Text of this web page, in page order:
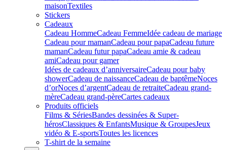
maisonTextiles
Stickers
Cadeaux
Cadeau HommeCadeau FemmeIdée cadeau de mariage​
Cadeau pour mamanCadeau pour papaCadeau future
mamanCadeau futur papaCadeau amie & cadeau
amiCadeau pour gamer
Idées de cadeaux d’anniversaireCadeau pour baby
showerCadeau de naissanceCadeau de baptêmeNoces
d’orNoces d’argentCadeau de retraiteCadeau grand-
mèreCadeau grand-pèreCartes cadeaux
Produits officiels
Films & SériesBandes dessinées & Super-
hérosClassiques & EnfantsMusique & GroupesJeux
vidéo & E-sportsToutes les licences
T-shirt de la semaine